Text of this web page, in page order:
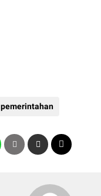
pemerintahan